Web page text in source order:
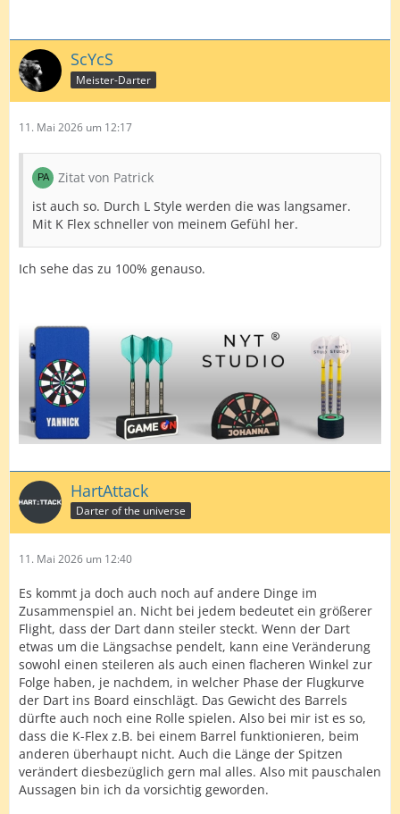
ScYcS
Meister-Darter
11. Mai 2026 um 12:17
Zitat von Patrick
ist auch so. Durch L Style werden die was langsamer.
Mit K Flex schneller von meinem Gefühl her.
Ich sehe das zu 100% genauso.
HartAttack
Darter of the universe
11. Mai 2026 um 12:40
Es kommt ja doch auch noch auf andere Dinge im
Zusammenspiel an. Nicht bei jedem bedeutet ein größerer
Flight, dass der Dart dann steiler steckt. Wenn der Dart
etwas um die Längsachse pendelt, kann eine Veränderung
sowohl einen steileren als auch einen flacheren Winkel zur
Folge haben, je nachdem, in welcher Phase der Flugkurve
der Dart ins Board einschlägt. Das Gewicht des Barrels
dürfte auch noch eine Rolle spielen. Also bei mir ist es so,
dass die K-Flex z.B. bei einem Barrel funktionieren, beim
anderen überhaupt nicht. Auch die Länge der Spitzen
verändert diesbezüglich gern mal alles. Also mit pauschalen
Aussagen bin ich da vorsichtig geworden.